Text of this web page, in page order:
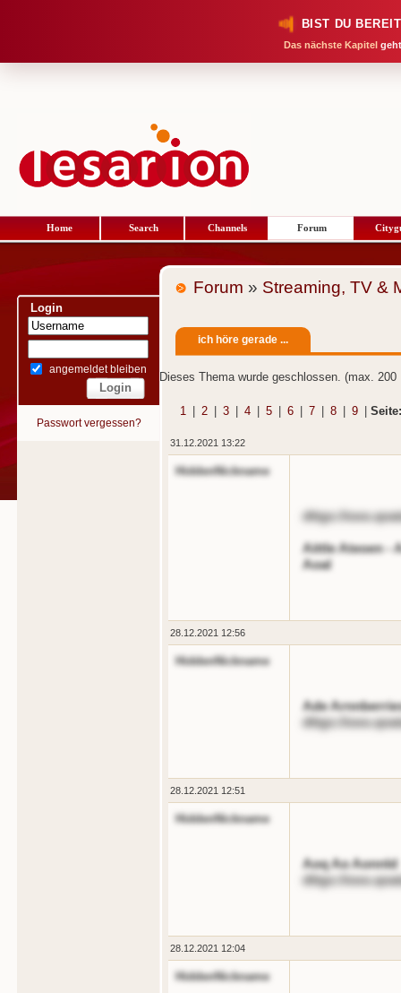
BIST DU
Das nächste Kapitel
Home Search Channels Forum
Login
angemeldet bleiben
Passwort vergessen?
Forum » Streaming, TV &
ich höre gerade ...
Dieses Thema wurde geschlossen. (max. 200
1 2 3 4 5 6 7 8 9
31.12.2021 13:22
HiddenNickname
dttgs://
Aittle Ateoen -
Aoal
28.12.2021 12:56
HiddenNickname
Ade
dttgs://
28.12.2021 12:51
HiddenNickname
Aoq Ao Aonnld
dttgs://
28.12.2021 12:04
HiddenNickname